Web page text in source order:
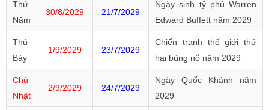
Thứ
Năm
30/8/2029 21/7/2029
Ngày sinh tỷ phú Warren
Edward Buffett năm 2029
Thứ
Bảy
1/9/2029 23/7/2029
Chiến tranh thế giới thứ
hai bùng nổ năm 2029
Chủ
Nhật
2/9/2029 24/7/2029
Ngày Quốc Khánh năm
2029